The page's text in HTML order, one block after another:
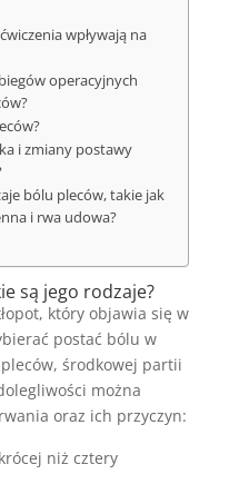
wpływają na
operacyjnych
i zmiany postawy
bólu pleców, takie jak
i rwa udowa?
są jego rodzaje?
który objawia się w
postać bólu w
środkowej partii
można
oraz ich przyczyn:
niż cztery